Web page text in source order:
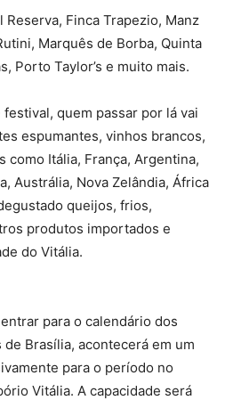
Finca Trapezio, Manz
Marquês de Borba, Quinta
Porto Taylor’s e muito mais.
quem passar por lá vai
espumantes, vinhos brancos,
como Itália, França, Argentina,
Austrália, Nova Zelândia, África
queijos, frios,
produtos importados e
do Vitália.
para o calendário dos
Brasília, acontecerá em um
para o período no
Vitália. A capacidade será